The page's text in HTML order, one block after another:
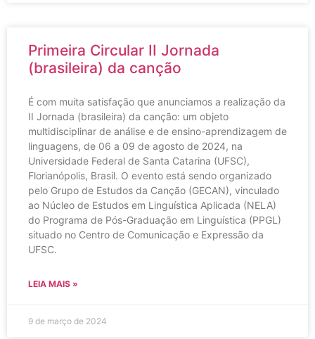
Primeira Circular II Jornada
(brasileira) da canção
É com muita satisfação que anunciamos a realização da
II Jornada (brasileira) da canção: um objeto
multidisciplinar de análise e de ensino-aprendizagem de
linguagens, de 06 a 09 de agosto de 2024, na
Universidade Federal de Santa Catarina (UFSC),
Florianópolis, Brasil. O evento está sendo organizado
pelo Grupo de Estudos da Canção (GECAN), vinculado
ao Núcleo de Estudos em Linguística Aplicada (NELA)
do Programa de Pós-Graduação em Linguística (PPGL)
situado no Centro de Comunicação e Expressão da
UFSC.
LEIA MAIS »
9 de março de 2024